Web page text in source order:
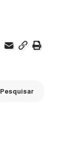
Pesquisar